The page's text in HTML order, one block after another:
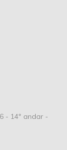
- 14º andar -